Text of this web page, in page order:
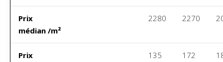
Prix
médian /m²
2280 2270
Prix 135 172